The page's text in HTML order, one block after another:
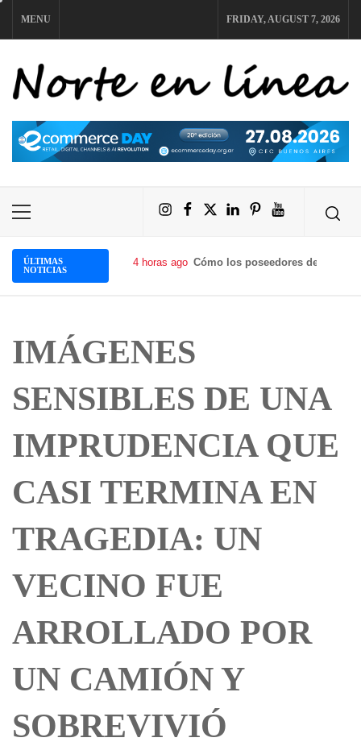
Skip
to
content
MENU FRIDAY, AUGUST 7, 2026
NORTE EN LÍNEA
Primary
InstagramFacebook
X LinkedInPinterestYouTube
ÚLTIMAS
NOTICIAS
4 horas ago Cómo los poseedores de
IMÁGENES
SENSIBLES DE UNA
IMPRUDENCIA QUE
CASI TERMINA EN
TRAGEDIA: UN
VECINO FUE
ARROLLADO POR
UN CAMIÓN Y
SOBREVIVIÓ